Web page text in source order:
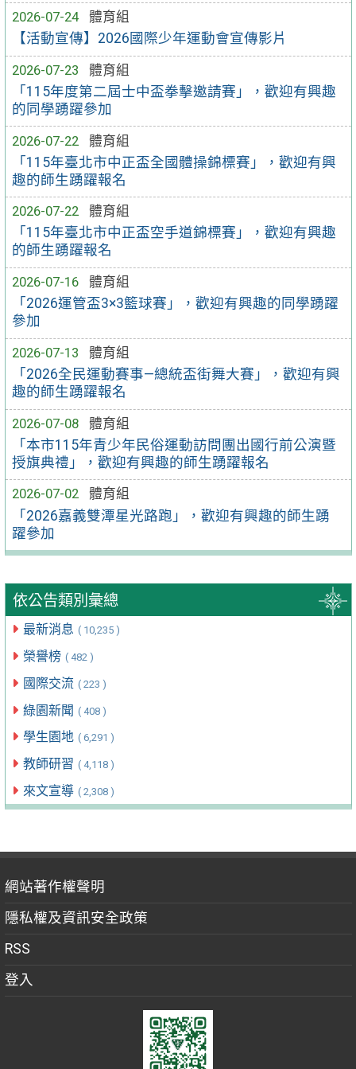
2026-07-24
體育組
【活動宣傳】2026國際少年運動會宣傳影片
2026-07-23
體育組
「115年度第二屆士中盃拳擊邀請賽」，歡迎有興趣
的同學踴躍參加
2026-07-22
體育組
「115年臺北市中正盃全國體操錦標賽」，歡迎有興
趣的師生踴躍報名
2026-07-22
體育組
「115年臺北市中正盃空手道錦標賽」，歡迎有興趣
的師生踴躍報名
2026-07-16
體育組
「2026運管盃3×3籃球賽」，歡迎有興趣的同學踴躍
參加
2026-07-13
體育組
「2026全民運動賽事—總統盃街舞大賽」，歡迎有興
趣的師生踴躍報名
2026-07-08
體育組
「本市115年青少年民俗運動訪問團出國行前公演暨
授旗典禮」，歡迎有興趣的師生踴躍報名
2026-07-02
體育組
「2026嘉義雙潭星光路跑」，歡迎有興趣的師生踴
躍參加
依公告類別彙總
最新消息 ( 10,235 )
榮譽榜 ( 482 )
國際交流 ( 223 )
綠園新聞 ( 408 )
學生園地 ( 6,291 )
教師研習 ( 4,118 )
來文宣導 ( 2,308 )
網站著作權聲明
隱私權及資訊安全政策
RSS
登入